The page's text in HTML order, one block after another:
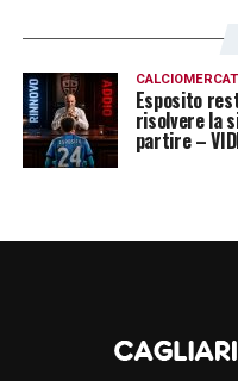
Esposito
risolvere la
partire –